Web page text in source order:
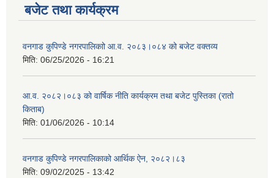
बजेट तथा कार्यक्रम
वनगाड कुपिण्डे नगरपालिकाो आ.व. २०८३।०८४ को बजेट वक्तव्य
मिति: 06/25/2026 - 16:21
आ.व. २०८२।०८३ को वार्षिक नीति कार्यक्रम तथा बजेट पुस्तिका (रातो
किताब)
मिति: 01/06/2026 - 10:14
वनगाड कुपिण्डे नगरपालिकाको आर्थिक ऐन, २०८२।८३
मिति: 09/02/2025 - 13:42